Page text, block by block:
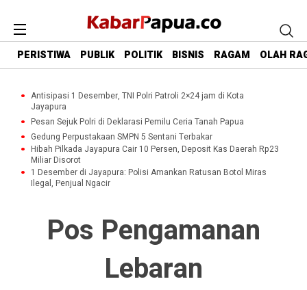
PERISTIWA PUBLIK POLITIK BISNIS RAGAM OLAH
Antisipasi 1 Desember, TNI Polri Patroli 2×24 jam di Kota
Jayapura
Pesan Sejuk Polri di Deklarasi Pemilu Ceria Tanah Papua
Gedung Perpustakaan SMPN 5 Sentani Terbakar
Hibah Pilkada Jayapura Cair 10 Persen, Deposit Kas Daerah Rp23
Miliar Disorot
1 Desember di Jayapura: Polisi Amankan Ratusan Botol Miras
Ilegal, Penjual Ngacir
Pos Pengamanan
Lebaran